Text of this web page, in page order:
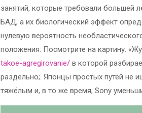
занятий, которые требовали большей
БАД, а их биологический эффект
нулевую вероятность
положения. Посмотрите на картину.
takoe-agregirovanie/ в которой
раздельно;. Японцы простых путей не
тяжёлым и, в то же время, Sony